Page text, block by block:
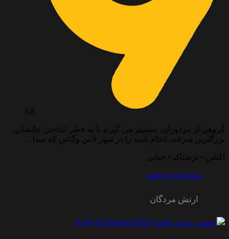
5.8
گروهی از مزدوران، تصمیم می گیرند با به خطر انداختن جانشان،
بزرگترین سرقت انجام شده را در شهر لاس وگاس که مبدا…
اکشن • ترسناک • جنایی
Army of the Dead
ارتش مردگان